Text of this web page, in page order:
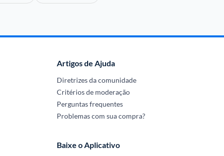
Artigos de Ajuda
Diretrizes da comunidade
Critérios de moderação
Perguntas frequentes
Problemas com sua compra?
Baixe o Aplicativo